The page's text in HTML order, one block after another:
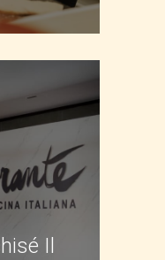
Il